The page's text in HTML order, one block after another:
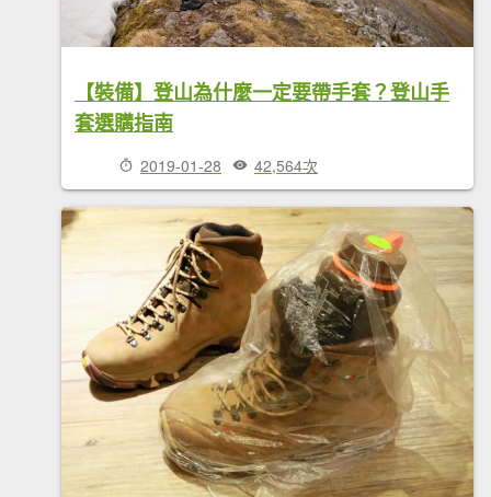
【裝備】登山為什麼一定要帶手套？登山手
套選購指南
2019-01-28 42,564次